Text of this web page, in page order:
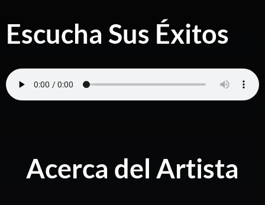
Escucha Sus Éxitos
Acerca del Artista